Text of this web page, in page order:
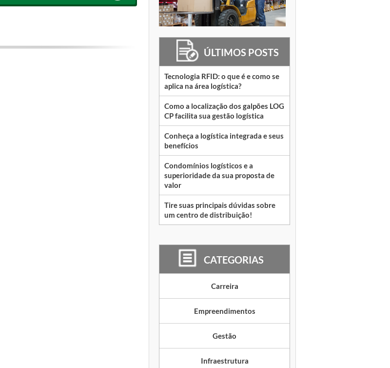
ÚLTIMOS POSTS
Tecnologia RFID: o que é e como se
aplica na área logística?
Como a localização dos galpões LOG
CP facilita sua gestão logística
Conheça a logística integrada e seus
benefícios
Condomínios logísticos e a
superioridade da sua proposta de
valor
Tire suas principais dúvidas sobre
um centro de distribuição!
CATEGORIAS
Carreira
Empreendimentos
Gestão
Infraestrutura